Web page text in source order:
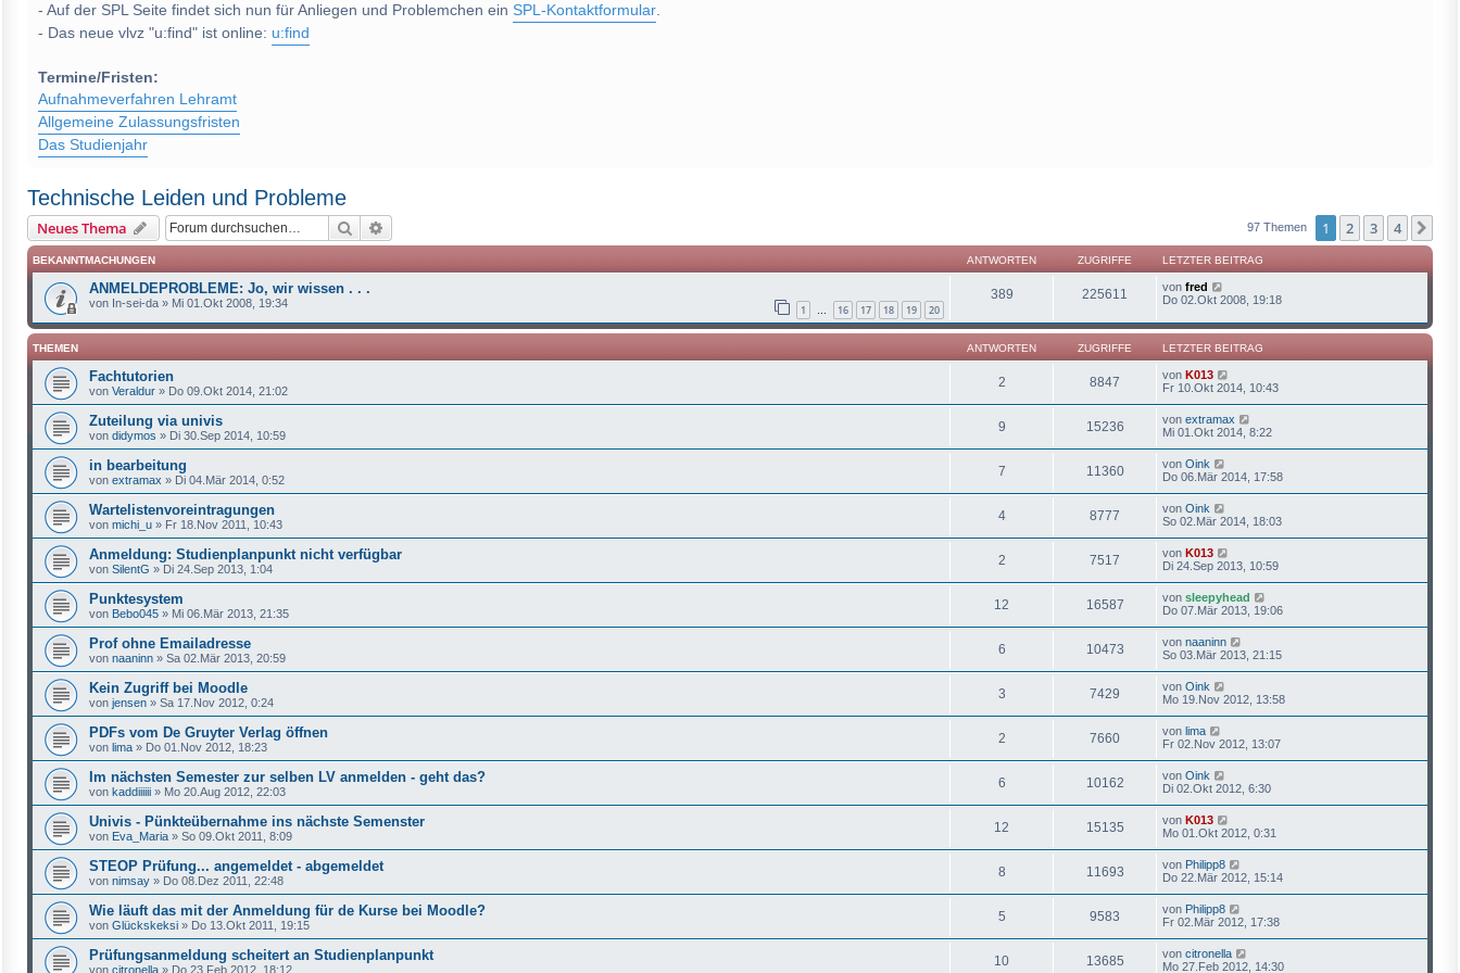
- Auf der SPL Seite findet sich nun für Anliegen und Problemchen ein SPL-Kontaktformular.
- Das neue vlvz "u:find" ist online: u:find
Termine/Fristen:
Aufnahmeverfahren Lehramt
Allgemeine Zulassungsfristen
Das Studienjahr
Technische Leiden und Probleme
Neues Thema Suche 97 Themen 1 2 3 4
BEKANNTMACHUNGEN ANTWORTEN ZUGRIFFE LETZTER BEITRAG
ANMELDEPROBLEME: Jo, wir wissen . . .
von In-sei-da » Mi 01.Okt 2008, 19:34 1 … 16 17 18 19 20
389 225611 von fred
Do 02.Okt 2008, 19:18
THEMEN ANTWORTEN ZUGRIFFE LETZTER BEITRAG
Fachtutorien
von Veraldur » Do 09.Okt 2014, 21:02
2 8847 von K013
Fr 10.Okt 2014, 10:43
Zuteilung via univis
von didymos » Di 30.Sep 2014, 10:59
9 15236 von extramax
Mi 01.Okt 2014, 8:22
in bearbeitung
von extramax » Di 04.Mär 2014, 0:52
7 11360 von Oink
Do 06.Mär 2014, 17:58
Wartelistenvoreintragungen
von michi_u » Fr 18.Nov 2011, 10:43
4 8777 von Oink
So 02.Mär 2014, 18:03
Anmeldung: Studienplanpunkt nicht verfügbar
von SilentG » Di 24.Sep 2013, 1:04
2 7517 von K013
Di 24.Sep 2013, 10:59
Punktesystem
von Bebo045 » Mi 06.Mär 2013, 21:35
12 16587 von sleepyhead
Do 07.Mär 2013, 19:06
Prof ohne Emailadresse
von naaninn » Sa 02.Mär 2013, 20:59
6 10473 von naaninn
So 03.Mär 2013, 21:15
Kein Zugriff bei Moodle
von jensen » Sa 17.Nov 2012, 0:24
3 7429 von Oink
Mo 19.Nov 2012, 13:58
PDFs vom De Gruyter Verlag öffnen
von lima » Do 01.Nov 2012, 18:23
2 7660 von lima
Fr 02.Nov 2012, 13:07
Im nächsten Semester zur selben LV anmelden - geht das?
von kaddiiiiii » Mo 20.Aug 2012, 22:03
6 10162 von Oink
Di 02.Okt 2012, 6:30
Univis - Pünkteübernahme ins nächste Semenster
von Eva_Maria » So 09.Okt 2011, 8:09
12 15135 von K013
Mo 01.Okt 2012, 0:31
STEOP Prüfung... angemeldet - abgemeldet
von nimsay » Do 08.Dez 2011, 22:48
8 11693 von Philipp8
Do 22.Mär 2012, 15:14
Wie läuft das mit der Anmeldung für de Kurse bei Moodle?
von Glückskeksi » Do 13.Okt 2011, 19:15
5 9583 von Philipp8
Fr 02.Mär 2012, 17:38
Prüfungsanmeldung scheitert an Studienplanpunkt
von citronella » Do 23.Feb 2012, 18:12
10 13685 von citronella
Mo 27.Feb 2012, 14:30